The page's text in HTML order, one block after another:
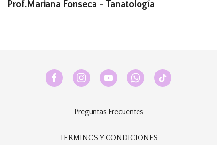
Prof.Mariana Fonseca - Tanatología
Preguntas Frecuentes
TERMINOS Y CONDICIONES